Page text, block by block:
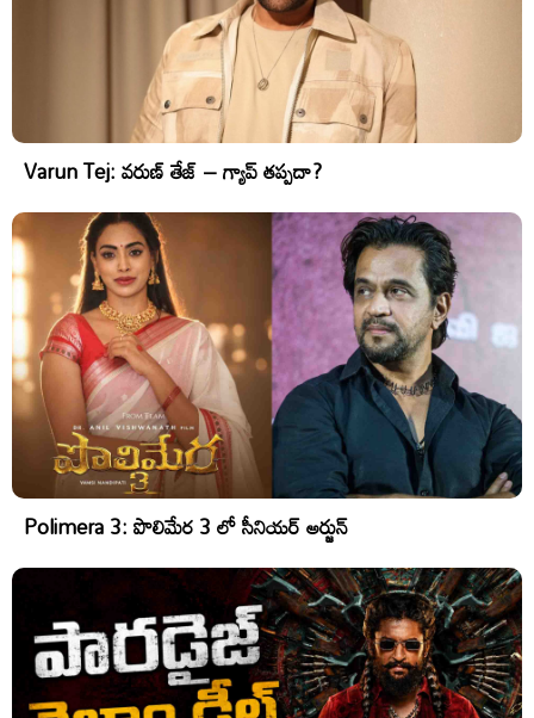
Varun Tej: వరుణ్ తేజ్ – గ్యాప్ తప్పదా?
Polimera 3: పొలిమేర 3 లో సీనియర్ అర్జున్